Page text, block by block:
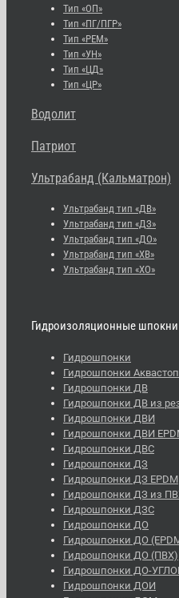
Тип «ОП»
Тип «ПГ/ПГР»
Тип «РЕМ»
Тип «УН»
Тип «ЦД»
Тип «ЦР»
Водолит
Патриот
Ультрабанд (Кальматрон)
Ультрабанд тип «ДВ»
Ультрабанд тип «ДЗ»
Ультрабанд тип «ДО»
Ультрабанд тип «ХВ»
Ультрабанд тип «ХО»
Гидроизоляционные
Гидрошпонки
Гидрошпонки
Гидрошпонки ДВ
Гидрошпонки ДВ из
Гидрошпонки ДВИ
Гидрошпонки ДВИ
Гидрошпонки ДВС
Гидрошпонки ДЗ
Гидрошпонки ДЗ EPDM
Гидрошпонки ДЗ из
Гидрошпонки ДЗС
Гидрошпонки ДО
Гидрошпонки ДО
Гидрошпонки ДО (ПВХ)
Гидрошпонки ДО-
Гидрошпонки ДОИ